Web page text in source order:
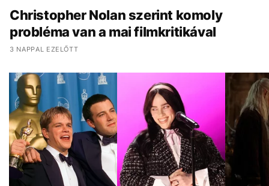
Christopher Nolan szerint komoly
probléma van a mai filmkritikával
3 NAPPAL EZELŐTT